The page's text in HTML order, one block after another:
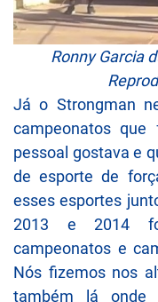
Ronny Garcia
Já o Strongman
campeonatos
pessoal gostava e
de esporte de
esses esportes
2013 e 2014
campeonatos e
Nós fizemos nos
também lá onde